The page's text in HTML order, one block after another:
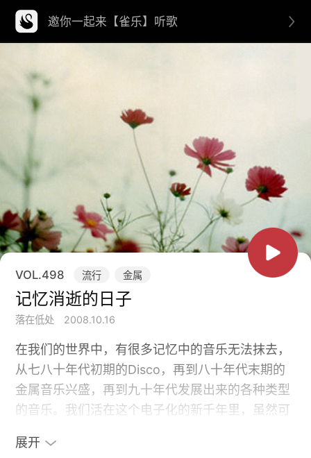
邀你一起来【雀乐】听歌
VOL.498 流行 金属
记忆消逝的日子
落在低处 2008.10.16
在我们的世界中，有很多记忆中的音乐无法抹去，
从七八十年代初期的Disco，再到八十年代末期的
金属音乐兴盛，再到九十年代发展出来的各种类型
的音乐。我们活在这个电子化的新千年里，虽然可
忽视了，容易得到的音乐不太容易加上保质期。人
展开